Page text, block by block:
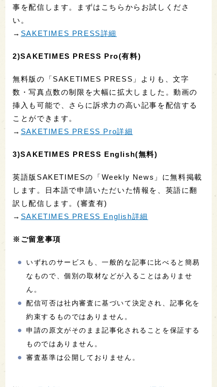
事を配信します。まずはこちらからお試しくださ
い。
→ SAKETIMES PRESS詳細
2)SAKETIMES PRESS Pro(有料)
無料版の「SAKETIMES PRESS」よりも、文字
数・写真点数の制限を大幅に拡大しました。動画の
挿入も可能で、さらに訴求力の高い記事を配信する
ことができます。
→ SAKETIMES PRESS Pro詳細
3)SAKETIMES PRESS English(無料)
英語版SAKETIMESの「Weekly News」に無料掲載
します。日本語で申請いただいた情報を、英語に翻
訳し配信します。(審査有)
→ SAKETIMES PRESS English詳細
※ご留意事項
いずれのサービスも、一般的な記事に比べると簡易
なもので、個別の取材などが入ることはありませ
ん。
配信可否は社内審査に基づいて決定され、記事化を
約束するものではありません。
申請の原文がそのまま記事化されることを保証する
ものではありません。
審査基準は公開しておりません。